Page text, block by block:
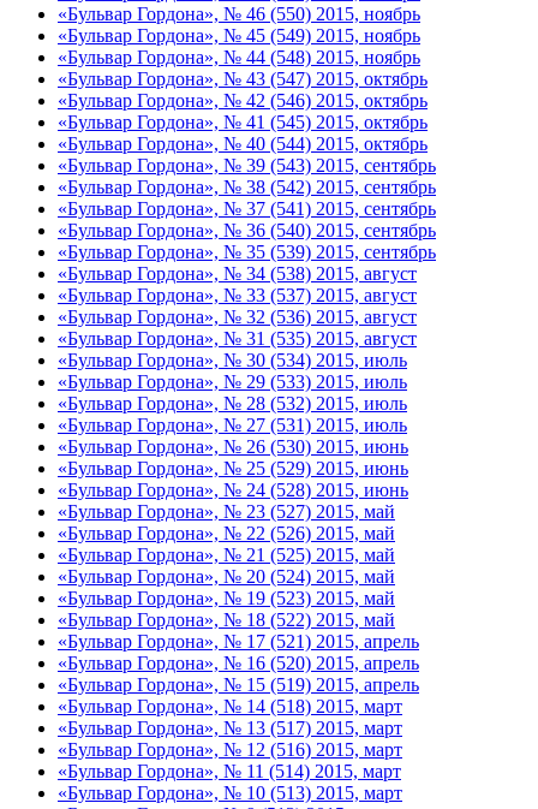
«Бульвар Гордона», № 46 (550) 2015, ноябрь
«Бульвар Гордона», № 45 (549) 2015, ноябрь
«Бульвар Гордона», № 44 (548) 2015, ноябрь
«Бульвар Гордона», № 43 (547) 2015, октябрь
«Бульвар Гордона», № 42 (546) 2015, октябрь
«Бульвар Гордона», № 41 (545) 2015, октябрь
«Бульвар Гордона», № 40 (544) 2015, октябрь
«Бульвар Гордона», № 39 (543) 2015, сентябрь
«Бульвар Гордона», № 38 (542) 2015, сентябрь
«Бульвар Гордона», № 37 (541) 2015, сентябрь
«Бульвар Гордона», № 36 (540) 2015, сентябрь
«Бульвар Гордона», № 35 (539) 2015, сентябрь
«Бульвар Гордона», № 34 (538) 2015, август
«Бульвар Гордона», № 33 (537) 2015, август
«Бульвар Гордона», № 32 (536) 2015, август
«Бульвар Гордона», № 31 (535) 2015, август
«Бульвар Гордона», № 30 (534) 2015, июль
«Бульвар Гордона», № 29 (533) 2015, июль
«Бульвар Гордона», № 28 (532) 2015, июль
«Бульвар Гордона», № 27 (531) 2015, июль
«Бульвар Гордона», № 26 (530) 2015, июнь
«Бульвар Гордона», № 25 (529) 2015, июнь
«Бульвар Гордона», № 24 (528) 2015, июнь
«Бульвар Гордона», № 23 (527) 2015, май
«Бульвар Гордона», № 22 (526) 2015, май
«Бульвар Гордона», № 21 (525) 2015, май
«Бульвар Гордона», № 20 (524) 2015, май
«Бульвар Гордона», № 19 (523) 2015, май
«Бульвар Гордона», № 18 (522) 2015, май
«Бульвар Гордона», № 17 (521) 2015, апрель
«Бульвар Гордона», № 16 (520) 2015, апрель
«Бульвар Гордона», № 15 (519) 2015, апрель
«Бульвар Гордона», № 14 (518) 2015, март
«Бульвар Гордона», № 13 (517) 2015, март
«Бульвар Гордона», № 12 (516) 2015, март
«Бульвар Гордона», № 11 (514) 2015, март
«Бульвар Гордона», № 10 (513) 2015, март